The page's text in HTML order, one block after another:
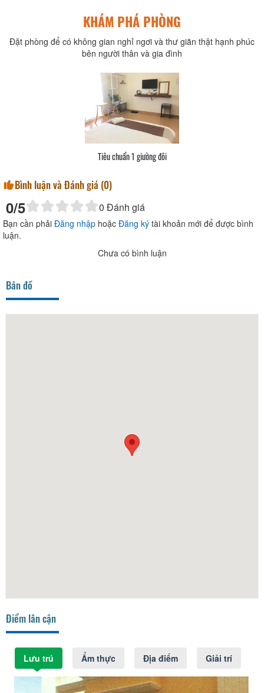
KHÁM PHÁ PHÒNG
Đặt phòng để có không gian nghỉ ngơi và thư giãn thật hạnh phúc
bên người thân và gia đình
Tiêu chuẩn 1 giường đôi
Bình luận và Đánh giá (0)
0/5 0 Đánh giá
Bạn cần phải Đăng nhập hoặc Đăng ký tài khoản mới để được bình
luận.
Chưa có bình luận
Bản đồ
Điểm lân cận
Lưu trú Ẩm thực Địa điểm Giải trí